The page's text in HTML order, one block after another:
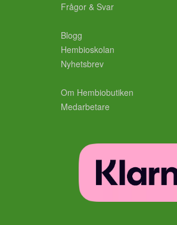
Frågor & Svar
Blogg
Hembioskolan
Nyhetsbrev
Om Hembiobutiken
Medarbetare